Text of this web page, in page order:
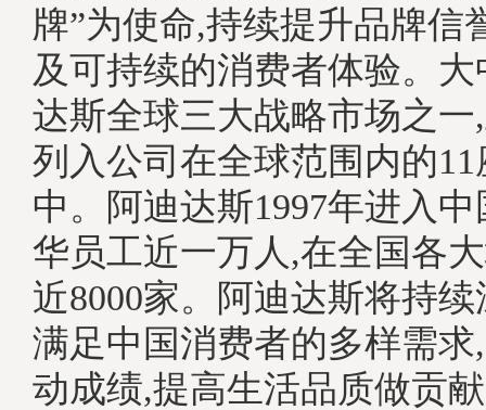
牌”为使命,持续提升品牌信
及可持续的消费者体验。
达斯全球三大战略市场之
列入公司在全球范围内的
中。阿迪达斯1997年进入
华员工近一万人,在全国各
近8000家。阿迪达斯将持
满足中国消费者的多样需
动成绩,提高生活品质做贡